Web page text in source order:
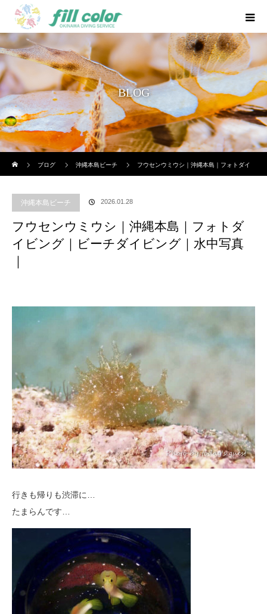
BLOG
ブログ
沖縄本島ビーチ フウセンウミウシ｜沖縄本島｜フォトダイ
沖縄本島ビーチ 2026.01.28
フウセンウミウシ｜沖縄本島｜フォトダ
イビング｜ビーチダイビング｜水中写真
｜
行きも帰りも渋滞に…
たまらんです…